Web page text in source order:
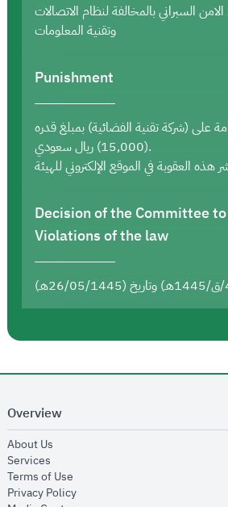
السبراني بالمخالفة لنظام الاتصالات
وتقنية المعلومات
Punishment
على (شركة تقنية الفضائية) بمبلغ قدره
(15,000) ريال سعودي.
Decision of the Committee
Violations of the law
Overview
About Us
Services
Terms of Use
Privacy Policyopens in new window